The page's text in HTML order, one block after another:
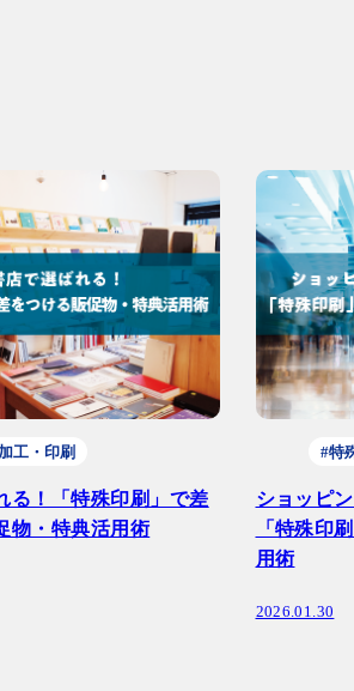
工・印刷
る！「特殊印刷」で差
物・特典活用術
#特
ショッピ
「特殊印
用術
2026.01.30